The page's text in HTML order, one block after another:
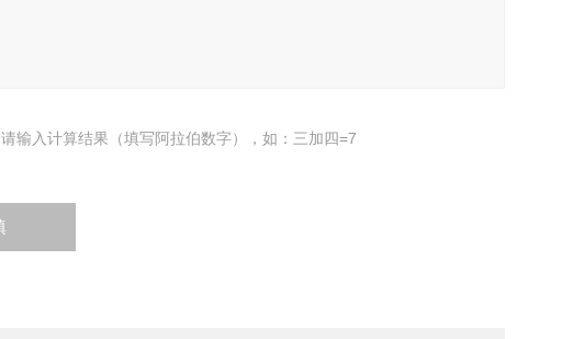
请输入计算结果（填写阿拉伯数字），如：三加四=7